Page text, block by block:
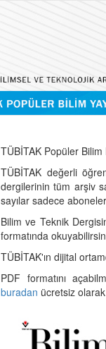
TÜBİTAK Popüler
TÜBİTAK değerli
dergilerinin tüm arşiv
sayılar sadece
Bilim ve Teknik
formatında
TÜBİTAK'ın dijital
PDF formatını
buradan ücretsiz